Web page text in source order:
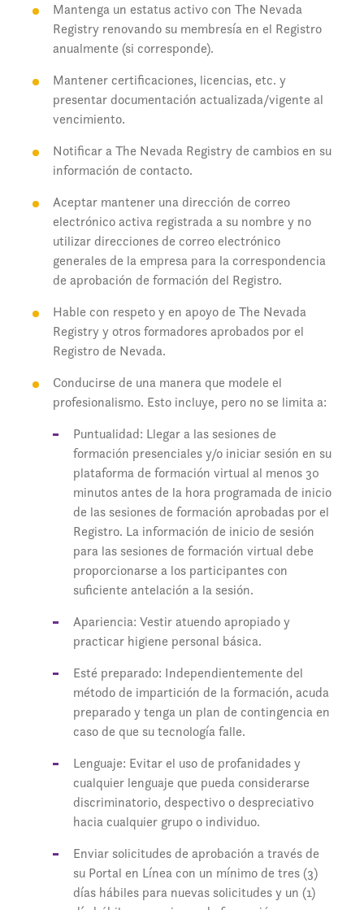
Mantenga un estatus activo con The Nevada
Registry renovando su membresía en el Registro
anualmente (si corresponde).
Mantener certificaciones, licencias, etc. y
presentar documentación actualizada/vigente al
vencimiento.
Notificar a The Nevada Registry de cambios en su
información de contacto.
Aceptar mantener una dirección de correo
electrónico activa registrada a su nombre y no
utilizar direcciones de correo electrónico
generales de la empresa para la correspondencia
de aprobación de formación del Registro.
Hable con respeto y en apoyo de The Nevada
Registry y otros formadores aprobados por el
Registro de Nevada.
Conducirse de una manera que modele el
profesionalismo. Esto incluye, pero no se limita a:
Puntualidad: Llegar a las sesiones de
formación presenciales y/o iniciar sesión en su
plataforma de formación virtual al menos 30
minutos antes de la hora programada de inicio
de las sesiones de formación aprobadas por el
Registro. La información de inicio de sesión
para las sesiones de formación virtual debe
proporcionarse a los participantes con
suficiente antelación a la sesión.
Apariencia: Vestir atuendo apropiado y
practicar higiene personal básica.
Esté preparado: Independientemente del
método de impartición de la formación, acuda
preparado y tenga un plan de contingencia en
caso de que su tecnología falle.
Lenguaje: Evitar el uso de profanidades y
cualquier lenguaje que pueda considerarse
discriminatorio, despectivo o despreciativo
hacia cualquier grupo o individuo.
Enviar solicitudes de aprobación a través de
su Portal en Línea con un mínimo de tres (3)
días hábiles para nuevas solicitudes y un (1)